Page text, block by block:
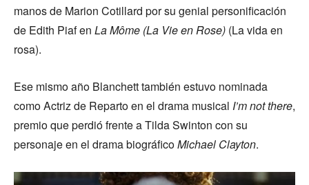
manos de Marion Cotillard por su genial personificación
de Edith Piaf en La Môme (La Vie en Rose) (La vida en
rosa).
Ese mismo año Blanchett también estuvo nominada
como Actriz de Reparto en el drama musical I’m not there,
premio que perdió frente a Tilda Swinton con su
personaje en el drama biográficoMichael Clayton.